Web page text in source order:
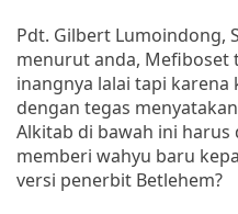
Pdt. Gilbert Lumoindong,
menurut anda, Mefiboset
inangnya lalai tapi
dengan tegas
Alkitab di bawah ini harus
memberi wahyu baru
versi penerbit Betlehem?